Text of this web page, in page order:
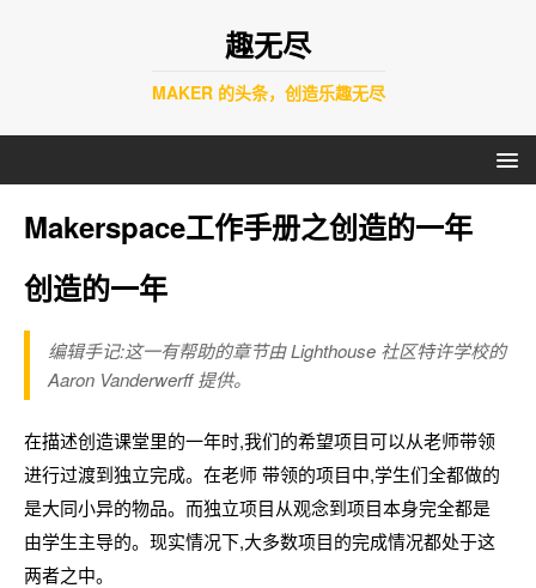
趣无尽
MAKER 的头条，创造乐趣无尽
Makerspace工作手册之创造的一年
创造的一年
编辑手记:这一有帮助的章节由 Lighthouse 社区特许学校的
Aaron Vanderwerff 提供。
在描述创造课堂里的一年时,我们的希望项目可以从老师带领
进行过渡到独立完成。在老师 带领的项目中,学生们全都做的
是大同小异的物品。而独立项目从观念到项目本身完全都是
由学生主导的。现实情况下,大多数项目的完成情况都处于这
两者之中。